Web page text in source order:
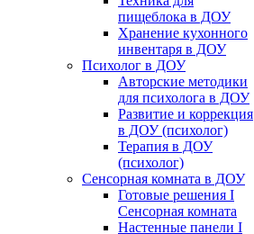
пищеблока в ДОУ
Хранение кухонного
инвентаря в ДОУ
Психолог в ДОУ
Авторские методики
для психолога в ДОУ
Развитие и коррекция
в ДОУ (психолог)
Терапия в ДОУ
(психолог)
Сенсорная комната в ДОУ
Готовые решения I
Сенсорная комната
Настенные панели I